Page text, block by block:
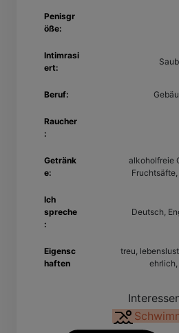
Penisgr
öße:
Intimrasi
ert:
Beruf:
Raucher
:
Getränk
e:
alkoholfreie
Ich
spreche
:
Deutsch,
Eigensc
haften
treu,